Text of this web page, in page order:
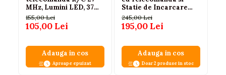
MHz, Lumini LED, 37
cm, Alb/Verde, 3+ Ani
155,00 Lei
105,00 Lei
Adauga in cos
Aproape epuizat
Statie de Incarcare
Albastra, 3 ANI+
245,00 Lei
195,00 Lei
Adauga in cos
Doar 2 produse in stoc